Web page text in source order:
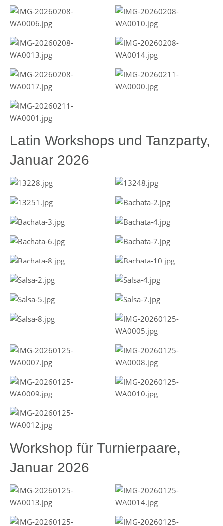
Latin Workshops und Tanzparty,
Januar 2026
Workshop für Turnierpaare,
Januar 2026